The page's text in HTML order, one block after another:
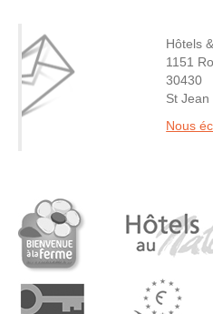
Hôtels
1151
30430
St
Nous